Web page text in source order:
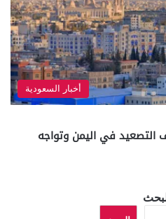
أخبار السعودية
في اليمن وتواجه